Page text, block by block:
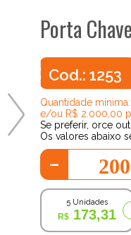
Porta
Cod.: 1253
Quantidade
e/ou R$ 2.000,00
Se preferir, orce
Os valores abaixo
-
5 Unidades
173,31